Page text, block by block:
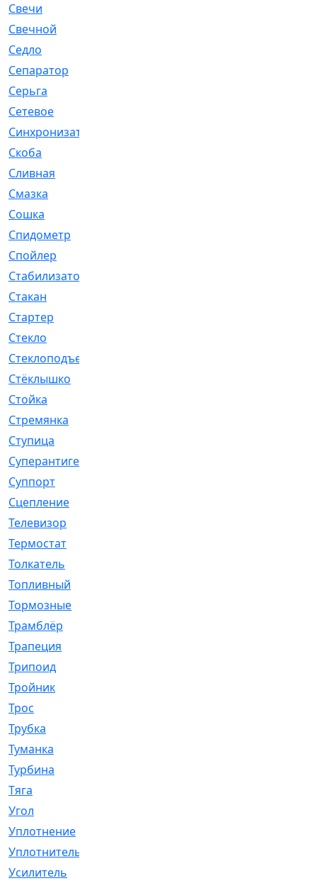
Свечи
Свечной
Седло
Сепаратор
Серьга
Сетевое
Синхронизатор
Скоба
Сливная
Смазка
Сошка
Спидометр
Спойлер
Стабилизатор
Стакан
Стартер
Стекло
Стеклоподъемник
Стёклышко
Стойка
Стремянка
Ступица
Суперантигель
Суппорт
Сцепление
Телевизор
Термостат
Толкатель
Топливный
Тормозные
Трамблёр
Трапеция
Трипоид
Тройник
Трос
Трубка
Туманка
Турбина
Тяга
Угол
Уплотнение
Уплотнитель
Усилитель